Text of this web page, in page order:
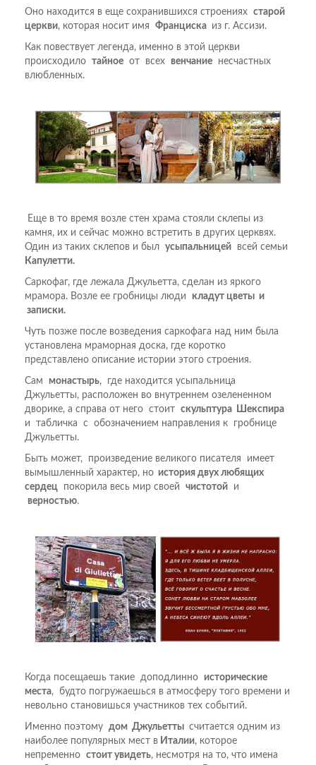
Оно находится в еще сохранившихся строениях старой
церкви, которая носит имя Франциска из г. Ассизи.
Как повествует легенда, именно в этой церкви
происходило тайное от всех венчание несчастных
влюбленных.
Еще в то время возле стен храма стояли склепы из
камня, их и сейчас можно встретить в других церквях.
Один из таких склепов и был усыпальницей всей семьи
Капулетти.
Саркофаг, где лежала Джульетта, сделан из яркого
мрамора. Возле ее гробницы люди кладут цветы и
записки.
Чуть позже после возведения саркофага над ним была
установлена мраморная доска, где коротко
представлено описание истории этого строения.
Сам монастырь, где находится усыпальница
Джульетты, расположен во внутреннем озелененном
дворике, а справа от него стоит скульптура Шекспира
и табличка с обозначением направления к гробнице
Джульетты.
Быть может, произведение великого писателя имеет
вымышленный характер, но история двух любящих
сердец покорила весь мир своей чистотой и
верностью.
Когда посещаешь такие доподлинно исторические
места, будто погружаешься в атмосферу того времени и
невольно становишься участников тех событий.
Именно поэтому дом Джульетты считается одним из
наиболее популярных мест в Италии, которое
непременно стоит увидеть, несмотря на то, что имена